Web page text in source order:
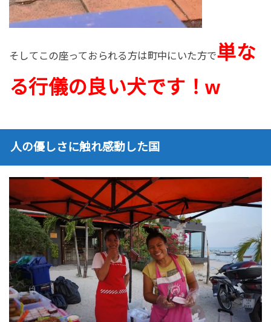
そしてこの座っておられる方は町中にいた方で単な
る行儀の良い犬です！w
人の優しさに触れ感動した国